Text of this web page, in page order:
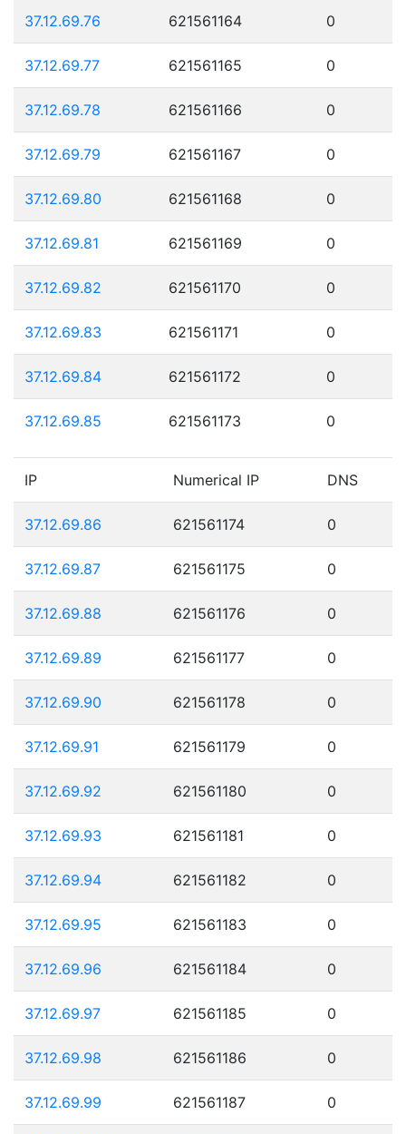
37.12.69.76 621561164 0
37.12.69.77 621561165 0
37.12.69.78 621561166 0
37.12.69.79 621561167 0
37.12.69.80 621561168 0
37.12.69.81 621561169 0
37.12.69.82 621561170 0
37.12.69.83 621561171 0
37.12.69.84 621561172 0
37.12.69.85 621561173 0
IP Numerical IP DNS
37.12.69.86 621561174 0
37.12.69.87 621561175 0
37.12.69.88 621561176 0
37.12.69.89 621561177 0
37.12.69.90 621561178 0
37.12.69.91 621561179 0
37.12.69.92 621561180 0
37.12.69.93 621561181 0
37.12.69.94 621561182 0
37.12.69.95 621561183 0
37.12.69.96 621561184 0
37.12.69.97 621561185 0
37.12.69.98 621561186 0
37.12.69.99 621561187 0